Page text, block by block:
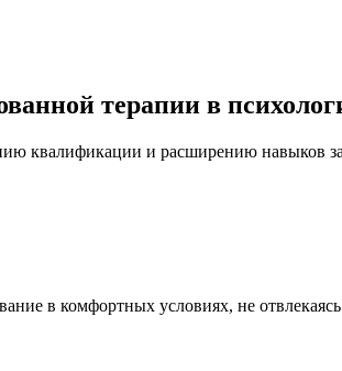
терапии в
квалификации и расширению навыков
в комфортных условиях, не